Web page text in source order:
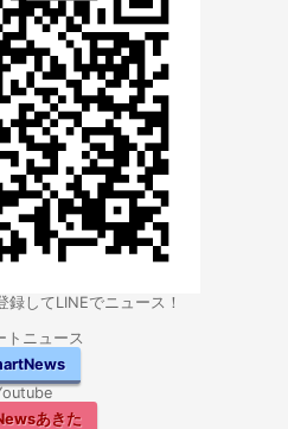
録してLINEでニュース！
トニュース
あきた